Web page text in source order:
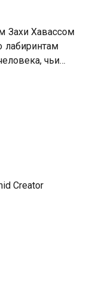
Захи Хавассом
лабиринтам
чьи
Египетские
вы можете
HD качестве на
Creator